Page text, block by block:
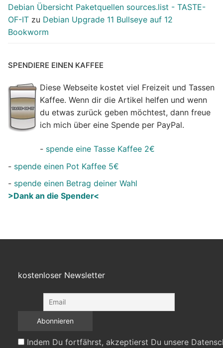
Debian Übersicht Paketquellen sources.list - TASTE-
OF-IT zu Debian Upgrade 11 Bullseye auf 12
Bookworm
SPENDIERE EINEN KAFFEE
Diese Webseite kostet viel Freizeit und Tassen
Kaffee. Wenn dir die Artikel helfen und wenn
du etwas zurück geben möchtest, dann freue
ich mich über eine Spende per PayPal.
- spende eine Tasse Kaffee 2€
- spende einen Pot Kaffee 5€
- spende einen Betrag deiner Wahl
>Dank an die Spender<
kostenloser Newsletter
Indem Du fortfährst, akzeptierst Du unsere